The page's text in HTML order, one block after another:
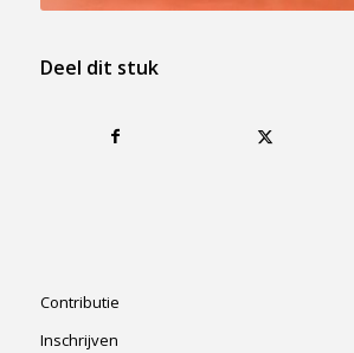
Deel dit stuk
Contributie
Inschrijven